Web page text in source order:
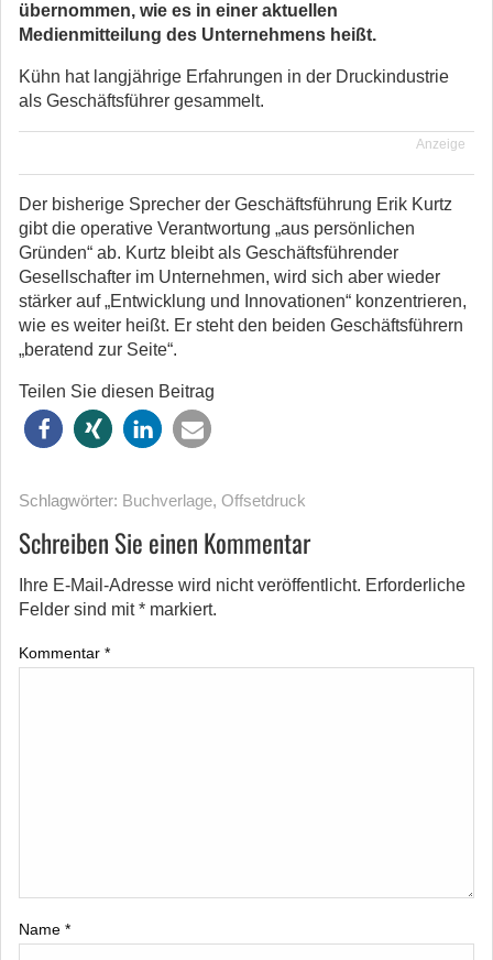
übernommen, wie es in einer aktuellen
Medienmitteilung des Unternehmens heißt.
Kühn hat langjährige Erfahrungen in der Druckindustrie
als Geschäftsführer gesammelt.
Anzeige
Der bisherige Sprecher der Geschäftsführung Erik Kurtz
gibt die operative Verantwortung „aus persönlichen
Gründen“ ab. Kurtz bleibt als Geschäftsführender
Gesellschafter im Unternehmen, wird sich aber wieder
stärker auf „Entwicklung und Innovationen“ konzentrieren,
wie es weiter heißt. Er steht den beiden Geschäftsführern
„beratend zur Seite“.
Teilen Sie diesen Beitrag
Schlagwörter: Buchverlage, Offsetdruck
Schreiben Sie einen Kommentar
Ihre E-Mail-Adresse wird nicht veröffentlicht. Erforderliche
Felder sind mit* markiert.
Kommentar *
Name *